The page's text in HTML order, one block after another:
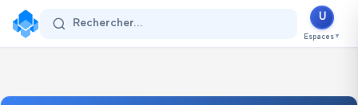
Se connecter
Rechercher...
U
Espaces ▼